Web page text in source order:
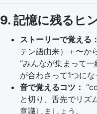
9. 記憶に残るヒ
ストーリーで覚える：
テン語由来）＋〜か
“みんなが集まって
が合わさって1つにな
音で覚えるコツ：
と切り、舌先でリズ
意識しましょう。